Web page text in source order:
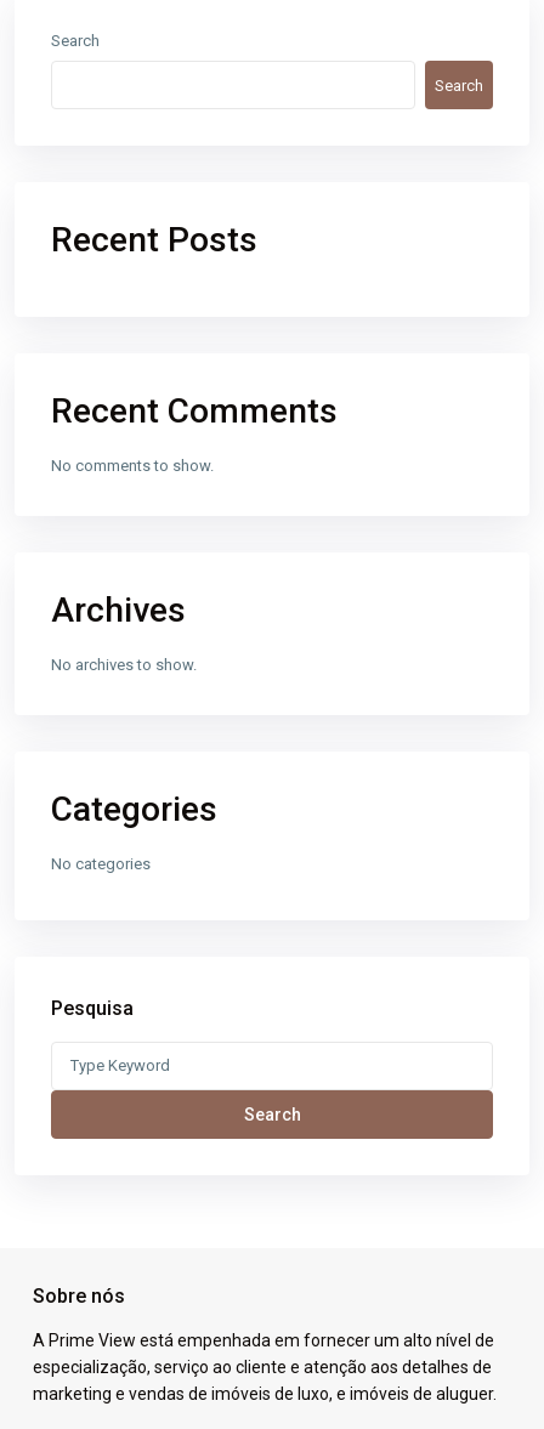
Search
Search
Recent Posts
Recent Comments
No comments to show.
Archives
No archives to show.
Categories
No categories
Pesquisa
Search
Sobre nós
A Prime View está empenhada em fornecer um alto nível de
especialização, serviço ao cliente e atenção aos detalhes de
marketing e vendas de imóveis de luxo, e imóveis de aluguer.